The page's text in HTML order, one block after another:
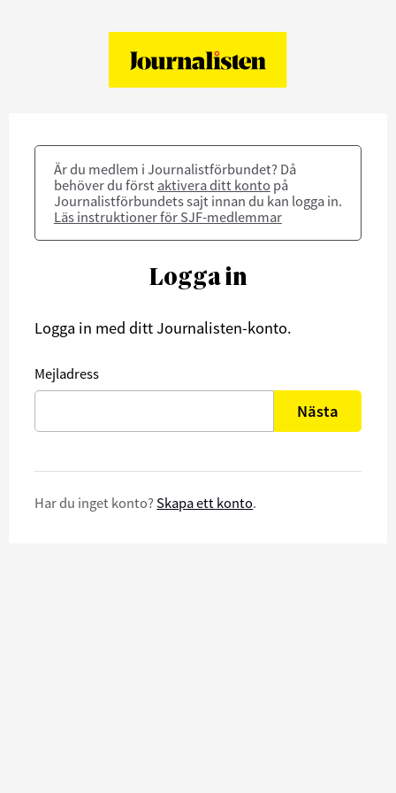
Är du medlem i Journalistförbundet? Då
behöver du först aktivera ditt konto på
Journalistförbundets sajt innan du kan logga in.
Läs instruktioner för SJF-medlemmar
Logga in
Logga in med ditt Journalisten-konto.
Mejladress
Nästa
Har du inget konto? Skapa ett konto.